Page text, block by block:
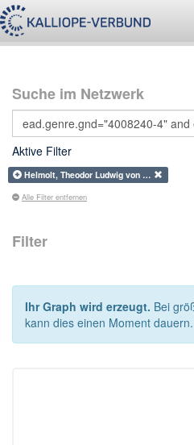
Suche im Netzwerk
Aktive Filter
Helmolt, Theodor Ludwig von …
Alle Filter entfernen
Filter
Ihr Graph wird erzeugt. Bei
kann dies einen Moment dauern.